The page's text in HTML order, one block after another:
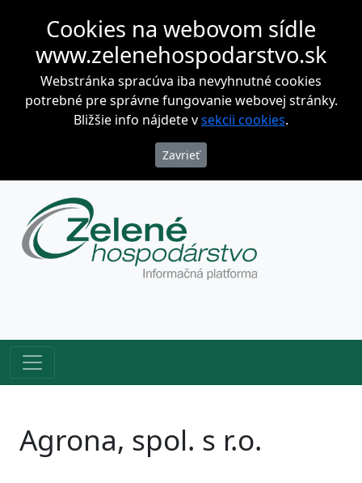
Cookies na webovom sídle
www.zelenehospodarstvo.sk
Webstránka spracúva iba nevyhnutné cookies
potrebné pre správne fungovanie webovej stránky.
Bližšie info nájdete vsekcii cookies.
Agrona, spol. s r.o.